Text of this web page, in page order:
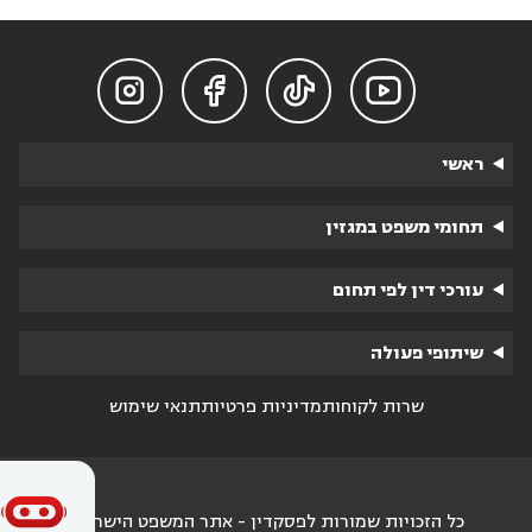




ראשי
תחומי משפט במגזין
עורכי דין לפי תחום
שיתופי פעולה
שרות לקוחותמדיניות פרטיותתנאי שימוש
כל הזכויות שמורות לפסקדין - אתר המשפט הישראלי